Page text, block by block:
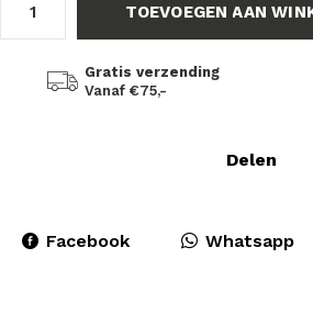
TOEVOEGEN AAN
Gratis verzending
Vanaf €75,-
Delen
Facebook Whatsapp